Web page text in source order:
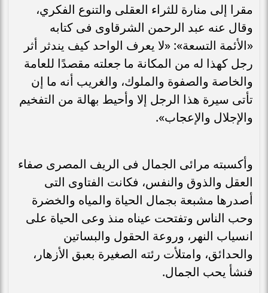
مقرا إلى منارة للثراء العقلى والتنوع الفكري،
وقال عنه عبد الرحمن الشرقاوى فى كتابه
«الأئمة التسعة»: «لا يعرف الواحد كيف يندثر أثر
رجل كهذا له من المكانة ما جعلته مقصدًا للعامة
والخاصة والصفوة والملوك، والغريب أنه ما إن
تأتى سيرة هذا الرجل إلا وأحيط بهالة من التفخيم
والإجلال والإعجاب».
وأكسبته مرائى الجمال فى الريف المصرى صفاء
العقل والذوق والنفس، فكانت الفتاوى التى
أصدرها مشبعة بجمال الحياة والمياه والخضرة
وحب الناس وتفتحت عيناه منذ وعى الحياة على
انسياب النهر، وروعة الحقول والبساتين
والحدائق، وامتلأت رئته الصغيرة بعبق الأزهار،
فنشأ يحب الجمال.